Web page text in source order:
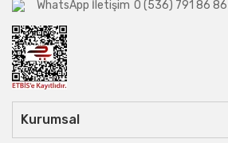
WhatsApp İletişim 0 (536) 791 86 86
Kurumsal